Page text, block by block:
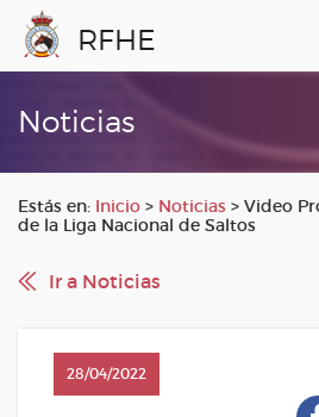
RFHE
Noticias
Estás en: Inicio > Noticias > Video
de la Liga Nacional de Saltos
Ir a Noticias
28/04/2022